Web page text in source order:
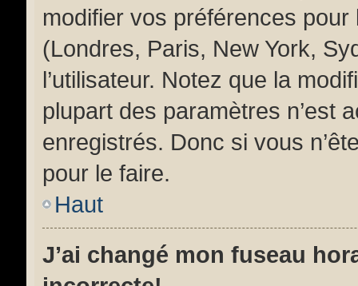
modifier vos préférences
(Londres, Paris, New York,
l’utilisateur. Notez que la
plupart des paramètres n’est
enregistrés. Donc si vous
pour le faire.
Haut
J’ai changé mon fuseau